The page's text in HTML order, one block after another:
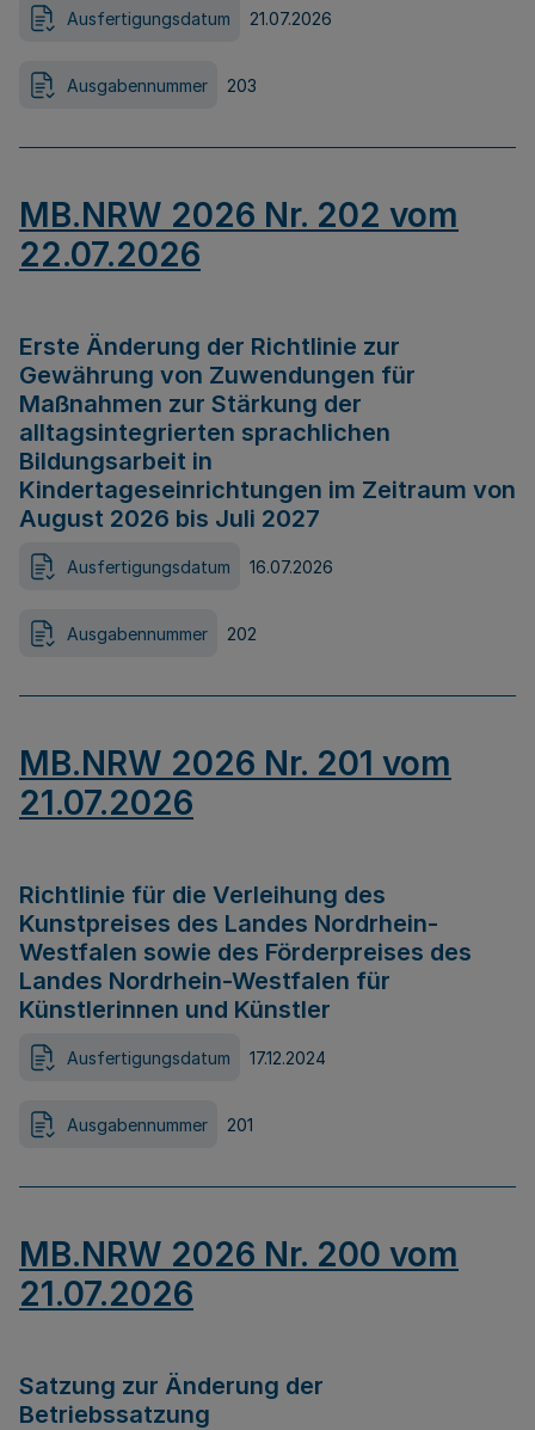
Ausfertigungsdatum 21.07.2026
Ausgabennummer 203
MB.NRW 2026 Nr. 202 vom
22.07.2026
Erste Änderung der Richtlinie zur
Gewährung von Zuwendungen für
Maßnahmen zur Stärkung der
alltagsintegrierten sprachlichen
Bildungsarbeit in
Kindertageseinrichtungen im Zeitraum von
August 2026 bis Juli 2027
Ausfertigungsdatum 16.07.2026
Ausgabennummer 202
MB.NRW 2026 Nr. 201 vom
21.07.2026
Richtlinie für die Verleihung des
Kunstpreises des Landes Nordrhein-
Westfalen sowie des Förderpreises des
Landes Nordrhein-Westfalen für
Künstlerinnen und Künstler
Ausfertigungsdatum 17.12.2024
Ausgabennummer 201
MB.NRW 2026 Nr. 200 vom
21.07.2026
Satzung zur Änderung der
Betriebssatzung